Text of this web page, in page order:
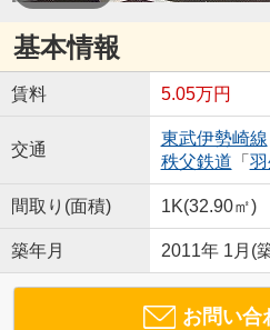
基本情報
賃料 5.05万円
交通
東武伊勢崎線
秩父鉄道 「
間取り(面積) 1K(32.90㎡)
築年月 2011年 1月(
お問い合